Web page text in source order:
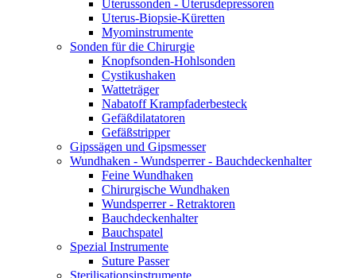
Uterussonden - Uterusdepressoren
Uterus-Biopsie-Küretten
Myominstrumente
Sonden für die Chirurgie
Knopfsonden-Hohlsonden
Cystikushaken
Watteträger
Nabatoff Krampfaderbesteck
Gefäßdilatatoren
Gefäßstripper
Gipssägen und Gipsmesser
Wundhaken - Wundsperrer - Bauchdeckenhalter
Feine Wundhaken
Chirurgische Wundhaken
Wundsperrer - Retraktoren
Bauchdeckenhalter
Bauchspatel
Spezial Instrumente
Suture Passer
Sterilisationsinstrumente